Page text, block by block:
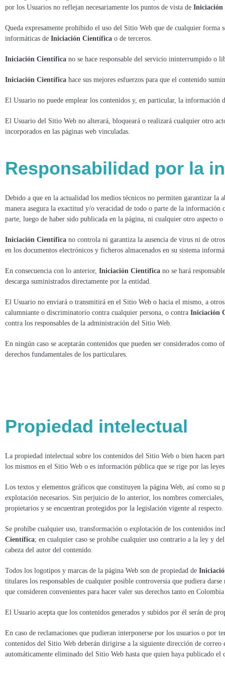
por los Usuarios no reflejan necesariamente los puntos de vista de Iniciación
Queda expresamente prohibido el uso del Sitio Web que de cualquier
informáticas de Iniciación Científica o de terceros.
Iniciación Científica no se hace responsable del servicio ininterrumpido o
Iniciación Científica hace sus mejores esfuerzos para que el contenido
El Usuario no puede emplear los contenidos y, en particular, la información
El Usuario del Sitio Web no alterará, bloqueará o realizará cualquier otro
incorporados en las páginas web vinculadas.
Responsabilidad por la
Debido a que en la actualidad los medios técnicos no permiten garantizar
manera asegura la exactitud y/o veracidad de todo o parte de la
parte, luego de haber sido publicada en la página, ni cualquier otro aspecto
Iniciación Científica no controla ni garantiza la ausencia de virus ni de
en los documentos electrónicos y ficheros almacenados en su sistema
En consecuencia con lo anterior, Iniciación Científica no se hará
descarga suministrados directamente por la entidad.
El Usuario no enviará o transmitirá en el Sitio Web o hacia el mismo, a
calumniante o discriminatorio contra cualquier persona, o contra Iniciación
contra los responsables de la administración del Sitio Web.
En ningún caso se aceptarán contenidos que pueden ser considerados
derechos fundamentales de los particulares.
Propiedad intelectual
La propiedad intelectual sobre los contenidos del Sitio Web o bien hacen
los mismos en el Sitio Web o es información pública que se rige por las
Los textos y elementos gráficos que constituyen la página Web, así como
explotación necesarios. Sin perjuicio de lo anterior, los nombres
propietarios y se encuentran protegidos por la legislación vigente al respecto.
Se prohíbe cualquier uso, transformación o explotación de los contenidos
Científica; en cualquier caso se prohíbe cualquier uso contrario a la ley y
cabeza del autor del contenido.
Todos los logotipos y marcas de la página Web son de propiedad de
titulares los responsables de cualquier posible controversia que pudiera
que consideren convenientes para hacer valer sus derechos tanto en
El Usuario acepta que los contenidos generados y subidos por él serán de
En caso de reclamaciones que pudieran interponerse por los usuarios o por
contenidos del Sitio Web deberán dirigirse a la siguiente dirección de
automáticamente eliminado del Sitio Web hasta que quien haya publicado